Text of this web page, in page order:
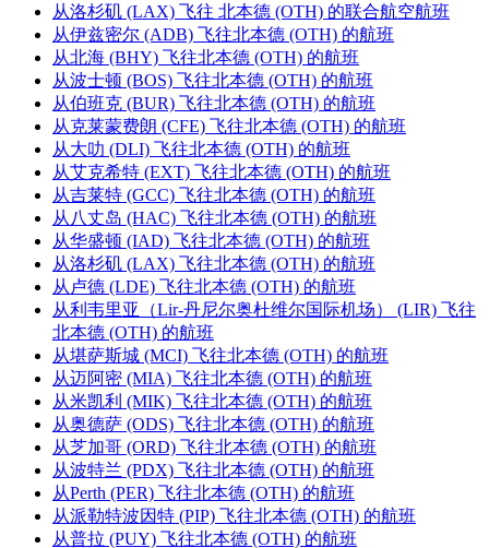
从洛杉矶 (LAX) 飞往 北本德 (OTH) 的联合航空航班
从伊兹密尔 (ADB) 飞往北本德 (OTH) 的航班
从北海 (BHY) 飞往北本德 (OTH) 的航班
从波士顿 (BOS) 飞往北本德 (OTH) 的航班
从伯班克 (BUR) 飞往北本德 (OTH) 的航班
从克莱蒙费朗 (CFE) 飞往北本德 (OTH) 的航班
从大叻 (DLI) 飞往北本德 (OTH) 的航班
从艾克希特 (EXT) 飞往北本德 (OTH) 的航班
从吉莱特 (GCC) 飞往北本德 (OTH) 的航班
从八丈岛 (HAC) 飞往北本德 (OTH) 的航班
从华盛顿 (IAD) 飞往北本德 (OTH) 的航班
从洛杉矶 (LAX) 飞往北本德 (OTH) 的航班
从卢德 (LDE) 飞往北本德 (OTH) 的航班
从利韦里亚（Lir-丹尼尔奥杜维尔国际机场） (LIR) 飞往
北本德 (OTH) 的航班
从堪萨斯城 (MCI) 飞往北本德 (OTH) 的航班
从迈阿密 (MIA) 飞往北本德 (OTH) 的航班
从米凯利 (MIK) 飞往北本德 (OTH) 的航班
从奥德萨 (ODS) 飞往北本德 (OTH) 的航班
从芝加哥 (ORD) 飞往北本德 (OTH) 的航班
从波特兰 (PDX) 飞往北本德 (OTH) 的航班
从Perth (PER) 飞往北本德 (OTH) 的航班
从派勒特波因特 (PIP) 飞往北本德 (OTH) 的航班
从普拉 (PUY) 飞往北本德 (OTH) 的航班